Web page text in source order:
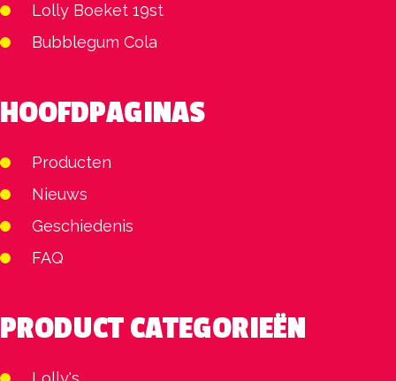
Lolly Boeket 19st
Bubblegum Cola
HOOFDPAGINAS
Producten
Nieuws
Geschiedenis
FAQ
PRODUCT CATEGORIEËN